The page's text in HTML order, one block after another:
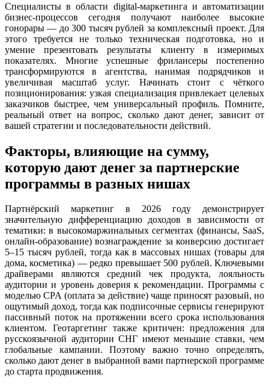
Специалисты в области digital-маркетинга и автоматизации
бизнес-процессов сегодня получают наиболее высокие
гонорары — до 300 тысяч рублей за комплексный проект. Для
этого требуется не только техническая подготовка, но и
умение презентовать результаты клиенту в измеримых
показателях. Многие успешные фрилансеры постепенно
трансформируются в агентства, нанимая подрядчиков и
увеличивая масштаб услуг. Начинать стоит с чёткого
позиционирования: узкая специализация привлекает целевых
заказчиков быстрее, чем универсальный профиль. Помните,
реальный ответ на вопрос, сколько дают денег, зависит от
вашей стратегии и последовательности действий.
Факторы, влияющие на сумму,
которую дают денег за партнерские
программы в разных нишах
Партнёрский маркетинг в 2026 году демонстрирует
значительную дифференциацию доходов в зависимости от
тематики: в высокомаржинальных сегментах (финансы, SaaS,
онлайн-образование) вознаграждение за конверсию достигает
5–15 тысяч рублей, тогда как в массовых нишах (товары для
дома, косметика) — редко превышает 500 рублей. Ключевыми
драйверами являются средний чек продукта, лояльность
аудитории и уровень доверия к рекомендации. Программы с
моделью CPA (оплата за действие) чаще приносят разовый, но
ощутимый доход, тогда как подписочные сервисы генерируют
пассивный поток на протяжении всего срока использования
клиентом. Геотаргетинг также критичен: предложения для
русскоязычной аудитории СНГ имеют меньшие ставки, чем
глобальные кампании. Поэтому важно точно определять,
сколько дают денег в выбранной вами партнерской программе
до старта продвижения.